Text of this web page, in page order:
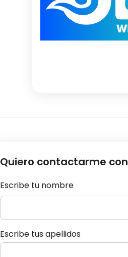
Quiero contactarme con
Escribe tu nombre
Escribe tus apellidos